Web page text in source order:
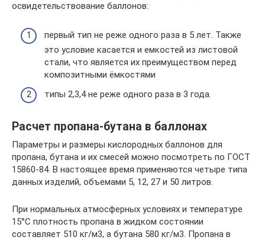
освидетельствование баллонов:
первый тип не реже одного раза в 5 лет. Также
это условие касается и емкостей из листовой
стали, что является их преимуществом перед
композитными ёмкостями
типы 2,3,4 не реже одного раза в 3 года.
Расчет пропана-бутана в баллонах
Параметры и размеры кислородных баллонов для
пропана, бутана и их смесей можно посмотреть по ГОСТ
15860-84. В настоящее время применяются четыре типа
данных изделий, объемами 5, 12, 27 и 50 литров.
При нормальных атмосферных условиях и температуре
15°С плотность пропана в жидком состоянии
составляет 510 кг/м3, а бутана 580 кг/м3. Пропана в